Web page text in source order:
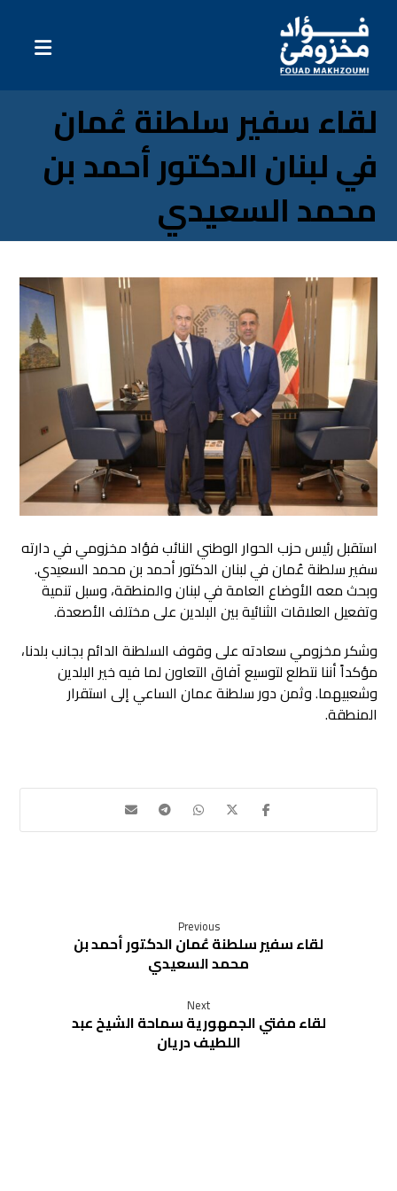
لقاء سفير سلطنة عُمان
في لبنان الدكتور أحمد بن
محمد السعيدي
استقبل رئيس حزب الحوار الوطني النائب فؤاد مخزومي في دارته
سفير سلطنة عُمان في لبنان الدكتور أحمد بن محمد السعيدي.
وبحث معه الأوضاع العامة في لبنان والمنطقة، وسبل تنمية
وتفعيل العلاقات الثنائية بين البلدين على مختلف الأصعدة.
وشكر مخزومي سعادته على وقوف السلطنة الدائم بجانب بلدنا،
مؤكداً أننا نتطلع لتوسيع آفاق التعاون لما فيه خير البلدين
وشعبيهما. وثمن دور سلطنة عمان الساعي إلى استقرار
المنطقة.
Previous
لقاء سفير سلطنة عُمان الدكتور أحمد بن
محمد السعيدي
Next
لقاء مفتي الجمهورية سماحة الشيخ عبد
اللطيف دريان